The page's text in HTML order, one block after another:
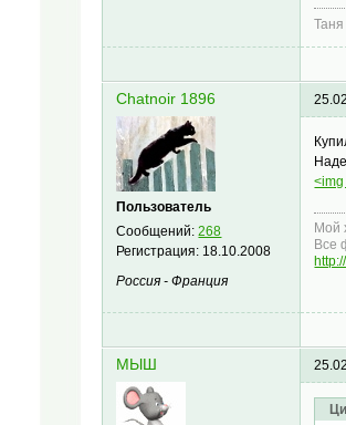
Таня
Chatnoir 1896
Пользователь
Сообщений:268
Регистрация: 18.10.2008
Россия - Франция
Мой
Все
МЫШ